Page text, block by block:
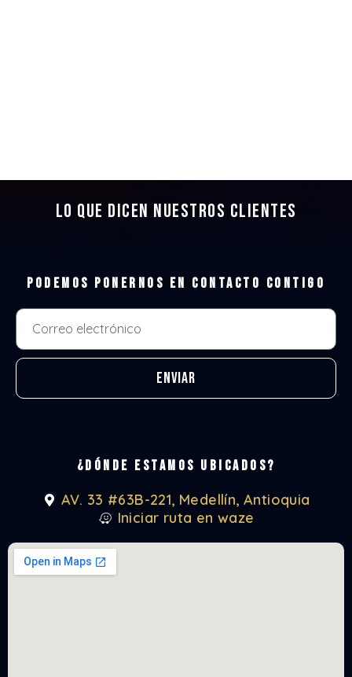
Lo que dicen nuestros clientes
Podemos ponernos en contacto contigo
Enviar
¿Dónde estamos ubicados?
AV. 33 #63B-221, Medellín, Antioquia
Iniciar ruta en waze